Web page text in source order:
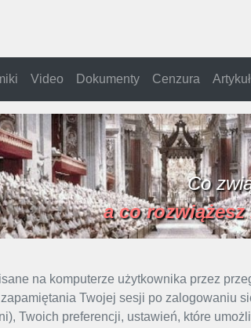
Video Dokumenty Cenzura
Co
a co
na komputerze użytkownika przez
Twojej sesji po zalogowaniu
Twoich preferencji, ustawień, które